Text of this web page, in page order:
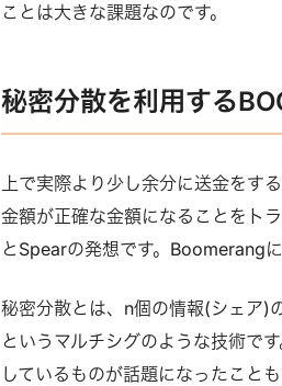
ことは大きな課題なのです。
秘密分散を利用する
上で実際より少し余分に送金をす
金額が正確な金額になることをト
とSpearの発想です。Boomerang
秘密分散とは、n個の情報(シェア)
というマルチシグのような技術で
しているものが話題になったことも